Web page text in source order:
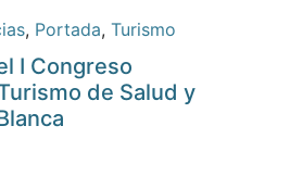
, Portada, Turismo
I Congreso
de Salud y